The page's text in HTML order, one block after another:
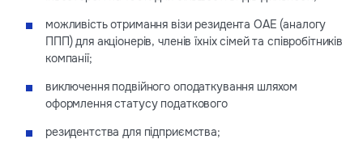
можливість отримання візи резидента ОАЕ (аналогу
ППП) для акціонерів, членів їхніх сімей та співробітників
компанії;
виключення подвійного оподаткування шляхом
оформлення статусу податкового
резидентства для підприємства;